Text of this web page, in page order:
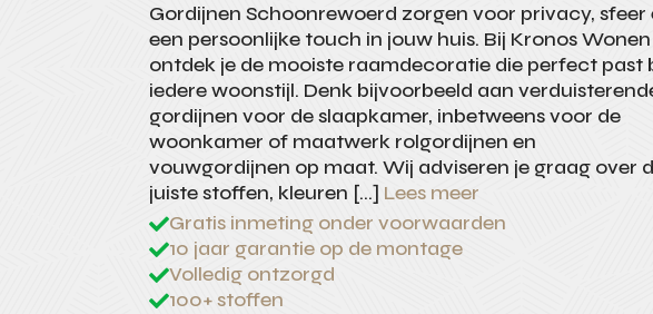
Gordijnen Schoonrewoerd zorgen voor privacy, sfeer
een persoonlijke touch in jouw huis. Bij Kronos Wonen
ontdek je de mooiste raamdecoratie die perfect past
iedere woonstijl. Denk bijvoorbeeld aan
gordijnen voor de slaapkamer, inbetweens voor de
woonkamer of maatwerk rolgordijnen en
vouwgordijnen op maat. Wij adviseren je graag over
juiste stoffen, kleuren […] Lees meer
Gratis inmeting onder voorwaarden
10 jaar garantie op de montage
Volledig ontzorgd
100+ stoffen